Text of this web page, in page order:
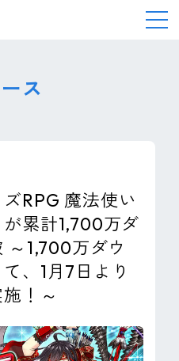
ス
RPG 魔法使い
累計1,700万ダ
～1,700万ダウ
、1月7日より
！～